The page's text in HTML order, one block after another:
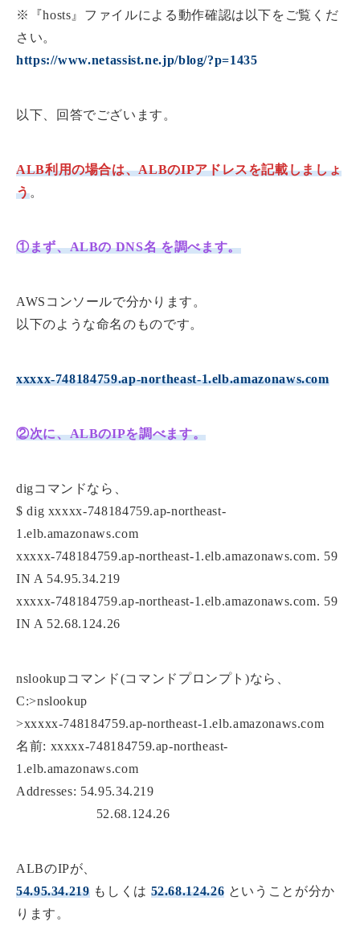
※『hosts』ファイルによる動作確認は以下をご覧くだ
さい。
https://www.netassist.ne.jp/blog/?p=1435
以下、回答でございます。
ALB利用の場合は、ALBのIPアドレスを記載しましょ
う。
①まず、ALBの DNS名 を調べます。
AWSコンソールで分かります。
以下のような命名のものです。
xxxxx-748184759.ap-northeast-1.elb.amazonaws.com
②次に、ALBのIPを調べます。
digコマンドなら、
$ dig xxxxx-748184759.ap-northeast-
1.elb.amazonaws.com
xxxxx-748184759.ap-northeast-1.elb.amazonaws.com. 59
IN A 54.95.34.219
xxxxx-748184759.ap-northeast-1.elb.amazonaws.com. 59
IN A 52.68.124.26
nslookupコマンド(コマンドプロンプト)なら、
C:>nslookup
>xxxxx-748184759.ap-northeast-1.elb.amazonaws.com
名前: xxxxx-748184759.ap-northeast-
1.elb.amazonaws.com
Addresses: 54.95.34.219
52.68.124.26
ALBのIPが、
54.95.34.219もしくは 52.68.124.26 ということが分か
ります。